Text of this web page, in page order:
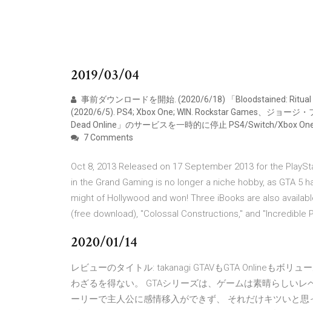
2019/03/04
事前ダウンロードを開始. (2020/6/18) 「Bloodstained:
(2020/6/5). PS4; Xbox One; WIN. Rockstar Games、ジョージ
Dead Online」のサービスを一時的に停止 PS4/Switch/Xbox
7 Comments
Oct 8, 2013 Released on 17 September 2013 for the
in the Grand Gaming is no longer a niche hobby, as GTA 5
might of Hollywood and won! Three iBooks are also
(free download), "Colossal Constructions," and "Incredible
2020/01/14
レビューのタイトル: takanagi GTAVもGTA Onlineもボリ
わざるを得ない。 GTAシリーズは、ゲームは素晴らしい
ーリーで主人公に感情移入ができず、 それだけキツいと